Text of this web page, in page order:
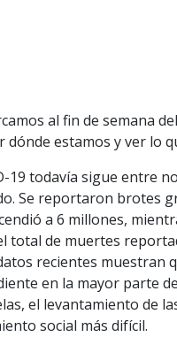
al fin de semana
dónde estamos y ver lo
19 todavía sigue entre
Se reportaron brotes
a 6 millones,
total de muertes
recientes muestran
en la mayor parte
el levantamiento de
social más difícil.